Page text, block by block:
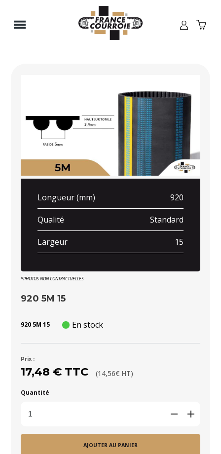
Longueur (mm) 920
Qualité Standard
Largeur 15
*PHOTOS NON CONTRACTUELLES
920 5M 15
920 5M 15 En stock
Prix :
17,48 € TTC (14,56€ HT)
Quantité
AJOUTER AU PANIER
Panneau de gestion des cookies